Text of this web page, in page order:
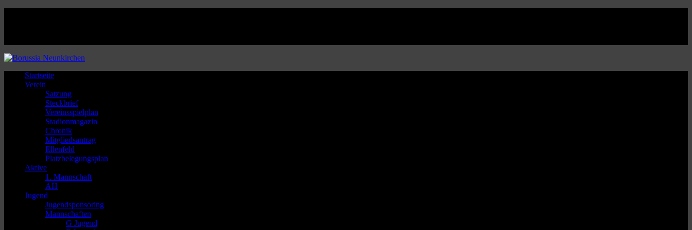
Startseite
Verein
Satzung
Steckbrief
Vereinsspielplan
Stadionmagazin
Chronik
Mitgliedsantrag
Ellenfeld
Platzbelegungsplan
Aktive
1. Mannschaft
AH
Jugend
Jugendsponsoring
Mannschaften
G Jugend